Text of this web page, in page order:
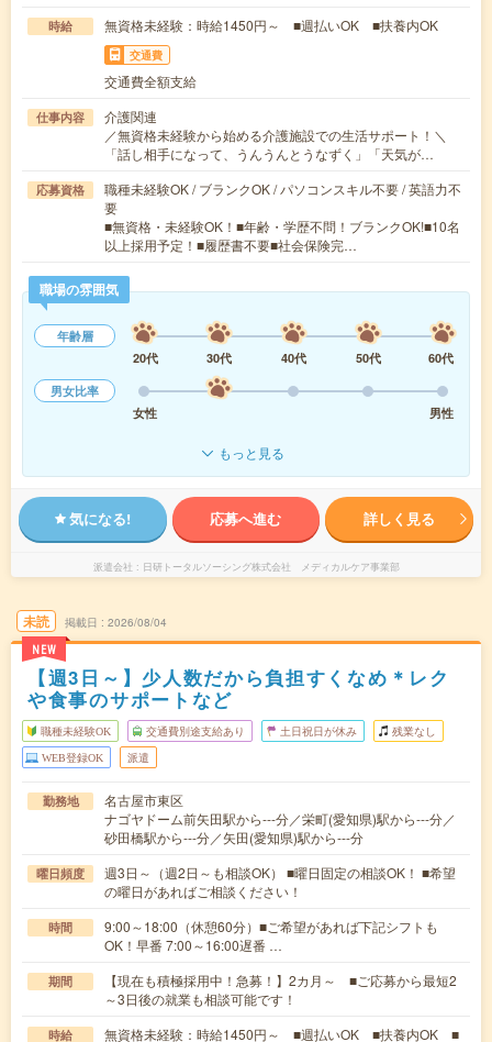
時給 無資格未経験：時給1450円～ ■週払いOK ■扶養内OK
交通費
交通費全額支給
仕事内容
介護関連
／無資格未経験から始める介護施設での生活サポート！＼
「話し相手になって、うんうんとうなずく」「天気が…
応募資格
職種未経験OK / ブランクOK / パソコンスキル不要 / 英語力不
要
■無資格・未経験OK！■年齢・学歴不問！ブランクOK!■10名
以上採用予定！■履歴書不要■社会保険完…
職場の雰囲気
年齢層
20代
30代 40代 50代
60代
男女比率
女性
男性
もっと見る
気になる! 応募へ進む 詳しく見る
派遣会社 日研トータルソーシング株式会社 メディカルケア事業部
未読
NEW
掲載日 2026/08/04
【週3日～】少人数だから負担すくなめ＊レク
や食事のサポートなど
職種未経験OK 交通費別途支給あり 土日祝日が休み 残業なし
WEB登録OK 派遣
勤務地
名古屋市東区
ナゴヤドーム前矢田駅から---分／栄町(愛知県)駅から---分／
砂田橋駅から---分／矢田(愛知県)駅から---分
曜日頻度
週3日～（週2日～も相談OK） ■曜日固定の相談OK！ ■希望
の曜日があればご相談ください！
時間
9:00～18:00（休憩60分）■ご希望があれば下記シフトも
OK！早番 7:00～16:00遅番 …
期間
【現在も積極採用中！急募！】2カ月～ ■ご応募から最短2
～3日後の就業も相談可能です！
時給 無資格未経験：時給1450円～ ■週払いOK ■扶養内OK ■